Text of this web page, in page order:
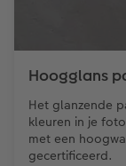
Hoogglans
Het glanzende
kleuren in je
met een
gecertificeerd.